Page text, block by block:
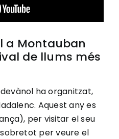
a Montauban
de llums més
ha organitzat,
Aquest any es
per visitar el seu
per veure el